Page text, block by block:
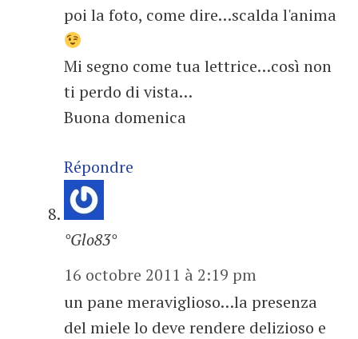
poi la foto, come dire…scalda l'anima
Mi segno come tua lettrice…così non
ti perdo di vista…
Buona domenica
Répondre
°Glo83°
16 octobre 2011 à 2:19 pm
un pane meraviglioso…la presenza
del miele lo deve rendere delizioso e